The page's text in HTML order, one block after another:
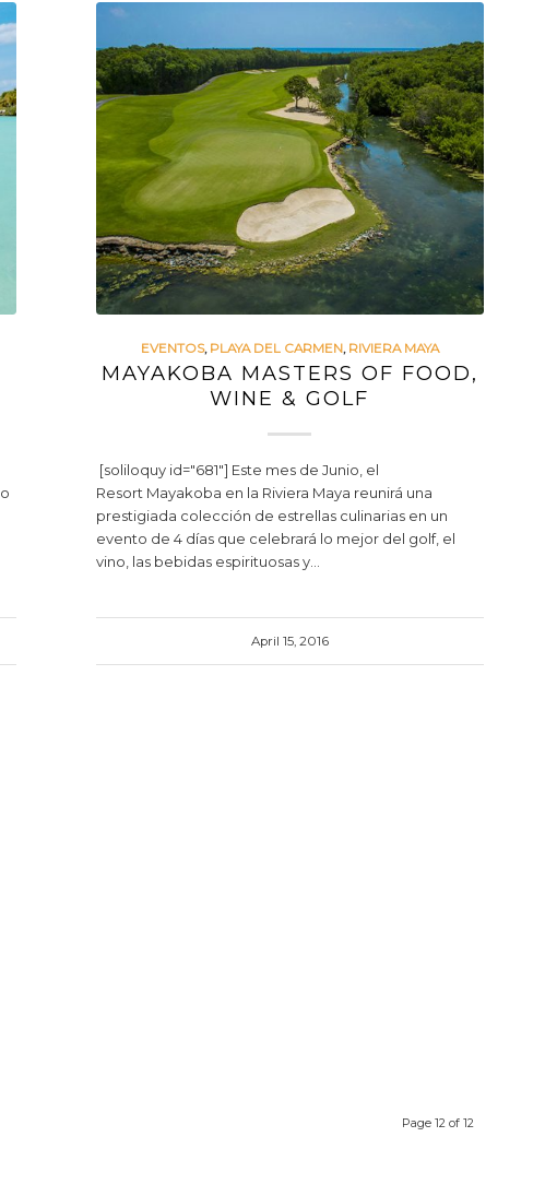
EVENTOS, PLAYA DEL CARMEN, RIVIERA MAYA
MAYAKOBA MASTERS OF FOOD,
WINE & GOLF
[soliloquy id="681"] Este mes de Junio, el
Resort Mayakoba en la Riviera Maya reunirá una
prestigiada colección de estrellas culinarias en un
evento de 4 días que celebrará lo mejor del golf, el
vino, las bebidas espirituosas y…
April 15, 2016
Page 12 of 12